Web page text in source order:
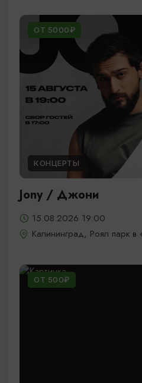
ОТ 5000₽
КОНЦЕРТЫ
Jony / Джони
15.08.2026 19:00
Калининград, Роял парк
ОТ 500₽